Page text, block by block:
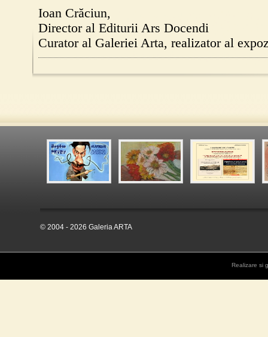
Ioan Crăciun,
Director al Editurii Ars Docendi
Curator al Galeriei Arta, realizator al
© 2004 - 2026 Galeria ARTA
Realizare si